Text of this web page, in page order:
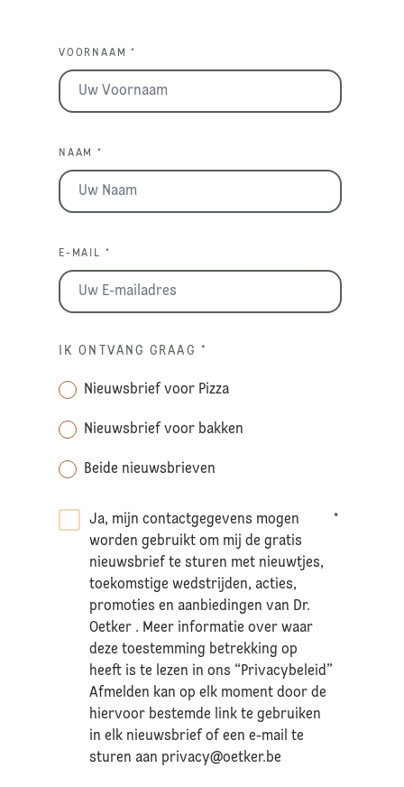
VOORNAAM *
NAAM *
E-MAIL *
IK ONTVANG GRAAG *
Nieuwsbrief voor Pizza
Nieuwsbrief voor bakken
Beide nieuwsbrieven
Ja, mijn contactgegevens mogen
worden gebruikt om mij de gratis
nieuwsbrief te sturen met nieuwtjes,
toekomstige wedstrijden, acties,
promoties en aanbiedingen van Dr.
Oetker . Meer informatie over waar
deze toestemming betrekking op
heeft is te lezen in ons “Privacybeleid”
Afmelden kan op elk moment door de
hiervoor bestemde link te gebruiken
in elk nieuwsbrief of een e-mail te
sturen aanprivacy@oetker.be
*